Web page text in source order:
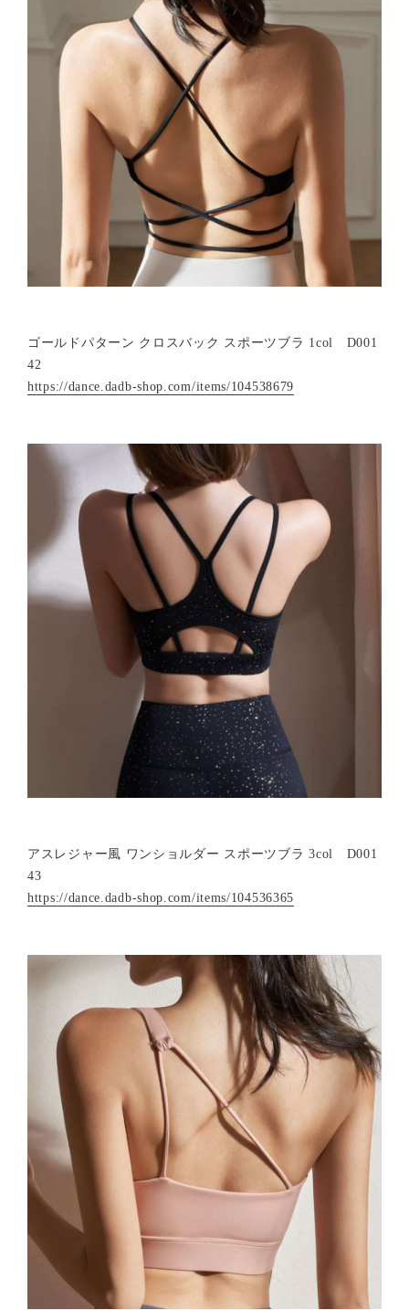
ゴールドパターン クロスバック スポーツブラ 1col D001
42
https://dance.dadb-shop.com/items/104538679
アスレジャー風 ワンショルダー スポーツブラ 3col D001
43
https://dance.dadb-shop.com/items/104536365